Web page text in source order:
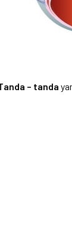
– tanda